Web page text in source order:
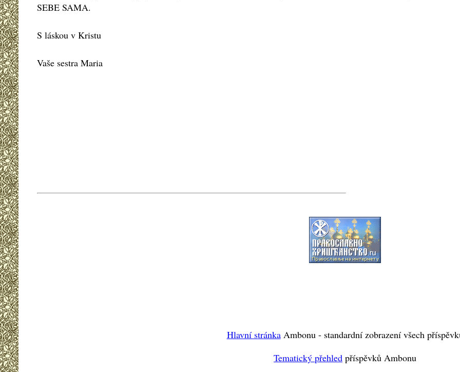
SEBE SAMA.
S láskou v Kristu
Vaše sestra Maria
Hlavní stránkaAmbonu - standardní zobrazení všech
Tematický přehled příspěvků Ambonu